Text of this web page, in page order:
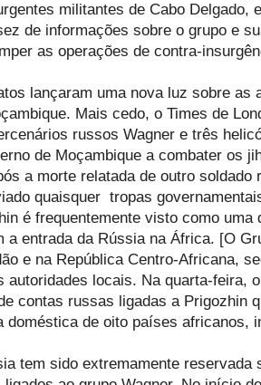
militantes de Cabo Delgado,
de informações sobre o grupo e
as operações de contra-
lançaram uma nova luz sobre as
Mais cedo, o Times de
russos Wagner e três
de Moçambique a combater os
a morte relatada de outro soldado
quaisquer tropas
é frequentemente visto como
a entrada da Rússia na África. [O
e na República Centro-Africana,
autoridades locais. Na quarta-feira,
contas russas ligadas a Prigozhin
doméstica de oito países africanos,
tem sido extremamente reservada